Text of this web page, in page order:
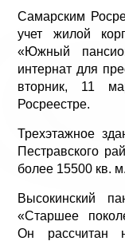
Самарским
учет жилой
«Южный
интернат для
вторник, 11
Росреестре.
Трехэтажное
Пестравского
более 15500 кв. м.
Высокинский
«Старшее
Он рассчитан